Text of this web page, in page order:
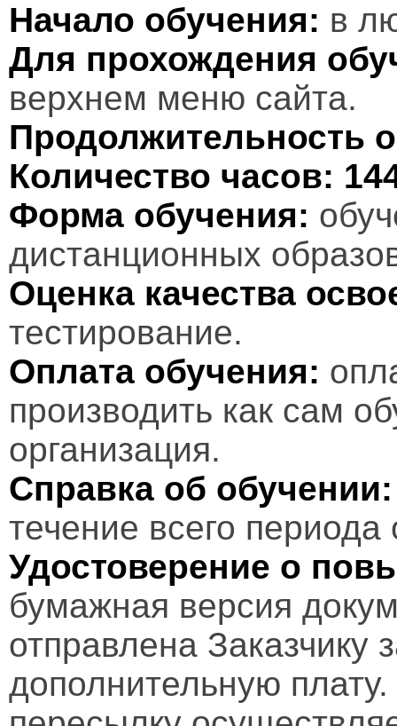
Начало обучения: в
Для прохождения
верхнем меню сайта.
Продолжительность
Количество часов:
Форма обучения:
дистанционных
Оценка качества
тестирование.
Оплата обучения:
производить как сам
организация.
Справка об обучении:
течение всего периода
Удостоверение о
бумажная версия
отправлена Заказчику
дополнительную